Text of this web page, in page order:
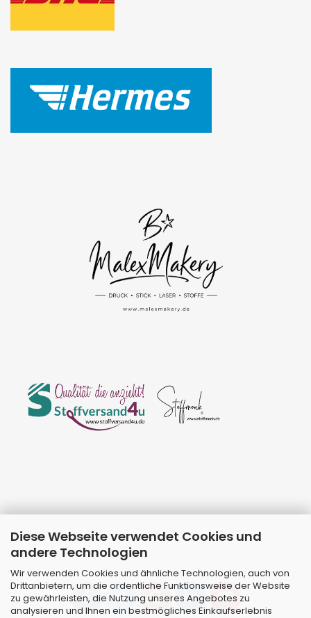
Diese Webseite verwendet Cookies und
andere Technologien
Wir verwenden Cookies und ähnliche Technologien, auch von
Drittanbietern, um die ordentliche Funktionsweise der Website
zu gewährleisten, die Nutzung unseres Angebotes zu
analysieren und Ihnen ein bestmögliches Einkaufserlebnis